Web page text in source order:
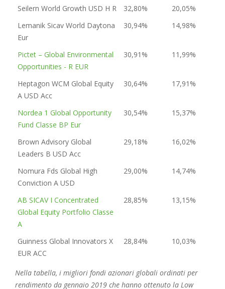
Seilern World Growth USD H R
32,80%
20,05%
Lemanik Sicav World Daytona
Eur
30,94% 14,98%
Pictet – Global Environmental
Opportunities - R EUR
30,91% 11,99%
Heptagon WCM Global Equity
A USD Acc
30,64% 17,91%
Nordea 1 Global Opportunity
Fund Classe BP Eur
30,54% 15,37%
Brown Advisory Global
Leaders B USD Acc
29,18% 16,02%
Nomura Fds Global High
Conviction A USD
29,00% 14,74%
AB SICAV I Concentrated
Global Equity Portfolio Classe
A
28,85% 13,15%
Guinness Global Innovators X
EUR ACC
28,84% 10,03%
Nella tabella, i migliori fondi azionari globali ordinati per
rendimento da gennaio 2019 che hanno ottenuto la Low